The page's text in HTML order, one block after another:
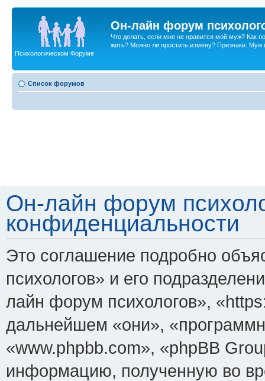
Он-лайн форум
Что делать, если мне не нравится мой муж? Как
жить? Можно ли простить измену? Признаки. Муж
Психологическом Форуме
Список форумов
Он-лайн форум
конфиденциальности
Это соглашение подробно
психологов» и его
лайн форум психологов»,
дальнейшем «они»,
«www.phpbb.com», «phpBB
информацию, полученную во